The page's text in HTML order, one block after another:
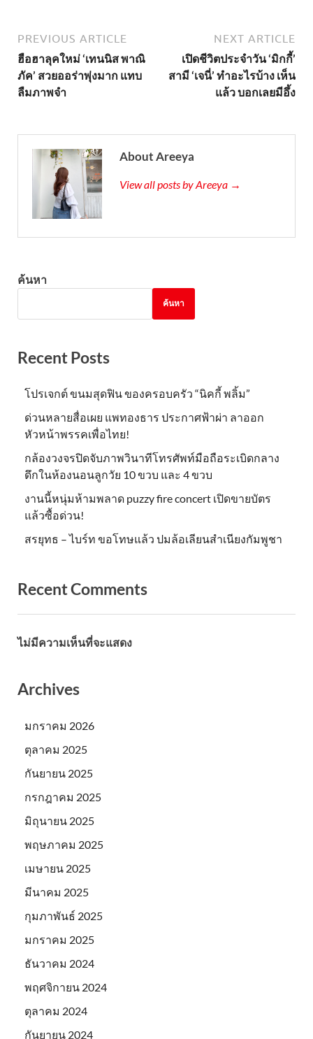
PREVIOUS ARTICLE
ฮือฮาลุคใหม่ ‘เทนนิส พาณิ
ภัค’ สวยออร่าพุ่งมาก แทบ
ลืมภาพจำ
NEXT ARTICLE
เปิดชีวิตประจำวัน ‘มิกกี้’
สามี ‘เจนี่’ ทำอะไรบ้าง เห็น
แล้ว บอกเลยมีอึ้ง
About Areeya
View all posts by Areeya →
ค้นหา
ค้นหา
Recent Posts
โปรเจกต์ ขนมสุดฟิน ของครอบครัว “นิคกี้ พลิ้ม”
ด่วนหลายสื่อเผย แพทองธาร ประกาศฟ้าผ่า ลาออก
หัวหน้าพรรคเพื่อไทย!
กล้องวงจรปิดจับภาพวินาทีโทรศัพท์มือถือระเบิดกลาง
ดึกในห้องนอนลูกวัย 10 ขวบ และ 4 ขวบ
งานนี้หนุ่มห้ามพลาด puzzy fire concert เปิดขายบัตร
แล้วซื้อด่วน!
สรยุทธ – ไบร์ท ขอโทษแล้ว ปมล้อเลียนสำเนียงกัมพูชา
Recent Comments
ไม่มีความเห็นที่จะแสดง
Archives
มกราคม 2026
ตุลาคม 2025
กันยายน 2025
กรกฎาคม 2025
มิถุนายน 2025
พฤษภาคม 2025
เมษายน 2025
มีนาคม 2025
กุมภาพันธ์ 2025
มกราคม 2025
ธันวาคม 2024
พฤศจิกายน 2024
ตุลาคม 2024
กันยายน 2024